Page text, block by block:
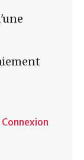
Connexion